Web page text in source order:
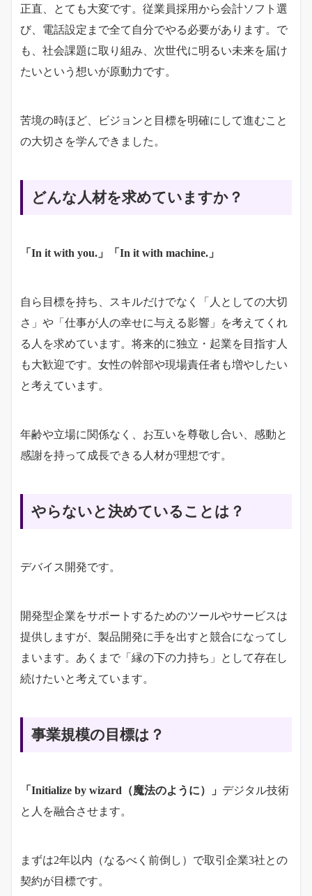
正直、とても大変です。従業員採用から会計ソフト選
び、電話設定まで全て自分でやる必要があります。で
も、社会課題に取り組み、次世代に明るい未来を届け
たいという想いが原動力です。
苦境の時ほど、ビジョンと目標を明確にして進むこと
の大切さを学んできました。
どんな人材を求めていますか？
「In it with you.」「In it with machine.」
自ら目標を持ち、スキルだけでなく「人としての大切
さ」や「仕事が人の幸せに与える影響」を考えてくれ
る人を求めています。将来的に独立・起業を目指す人
も大歓迎です。女性の幹部や現場責任者も増やしたい
と考えています。
年齢や立場に関係なく、お互いを尊敬し合い、感動と
感謝を持って成長できる人材が理想です。
やらないと決めていることは？
デバイス開発です。
開発型企業をサポートするためのツールやサービスは
提供しますが、製品開発に手を出すと競合になってし
まいます。あくまで「縁の下の力持ち」として存在し
続けたいと考えています。
事業規模の目標は？
「Initialize by wizard（魔法のように）」 デジタル技術
と人を融合させます。
まずは2年以内（なるべく前倒し）で取引企業3社との
契約が目標です。